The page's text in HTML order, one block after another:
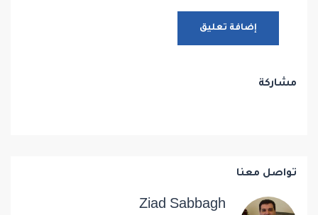
مشاركة
تواصل معنا
Ziad Sabbagh